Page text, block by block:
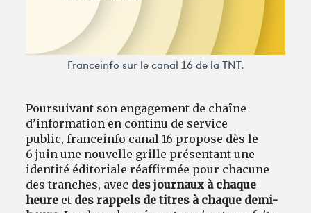
connexion
Franceinfo sur le canal 16 de la TNT.
Poursuivant son engagement de chaîne
d’information en continu de service
public,franceinfo canal 16 propose dès le
6 juin une nouvelle grille présentant une
identité éditoriale réaffirmée pour chacune
des tranches, avec des journaux à chaque
heure et des rappels de titres à chaque demi-